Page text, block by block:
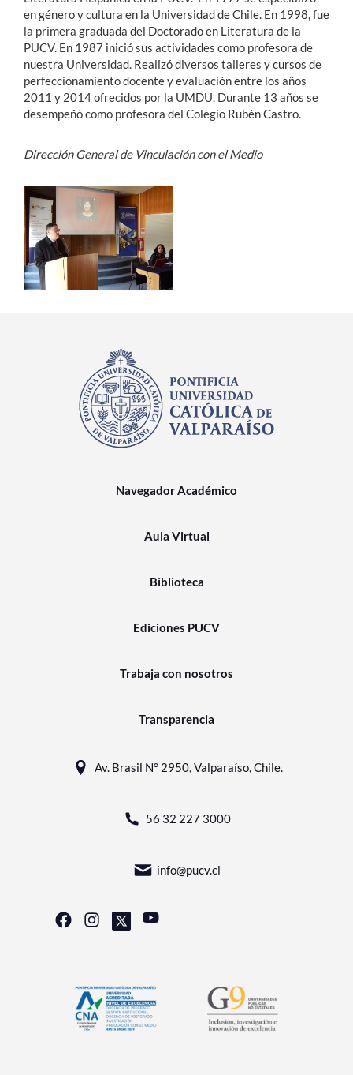
en género y cultura en la Universidad de Chile. En 1998, fue
la primera graduada del Doctorado en Literatura de la
PUCV. En 1987 inició sus actividades como profesora de
nuestra Universidad. Realizó diversos talleres y cursos de
perfeccionamiento docente y evaluación entre los años
2011 y 2014 ofrecidos por la UMDU. Durante 13 años se
desempeñó como profesora del Colegio Rubén Castro.
Dirección General de Vinculación con el Medio
Navegador Académico
Aula Virtual
Biblioteca
Ediciones PUCV
Trabaja con nosotros
Transparencia
Av. Brasil N° 2950, Valparaíso, Chile.
56 32 227 3000
info@pucv.cl